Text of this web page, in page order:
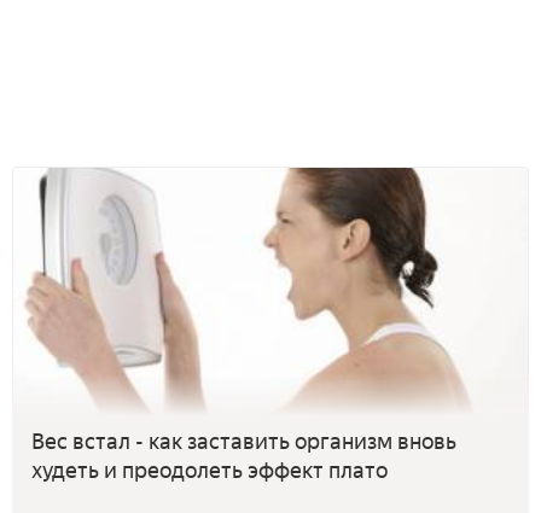
Вес встал - как заставить организм вновь
худеть и преодолеть эффект плато